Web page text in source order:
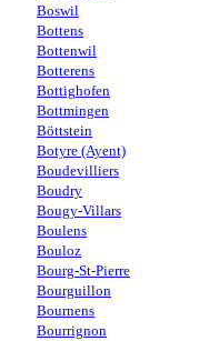
Boswil
Bottens
Bottenwil
Botterens
Bottighofen
Bottmingen
Böttstein
Botyre (Ayent)
Boudevilliers
Boudry
Bougy-Villars
Boulens
Bouloz
Bourg-St-Pierre
Bourguillon
Bournens
Bourrignon